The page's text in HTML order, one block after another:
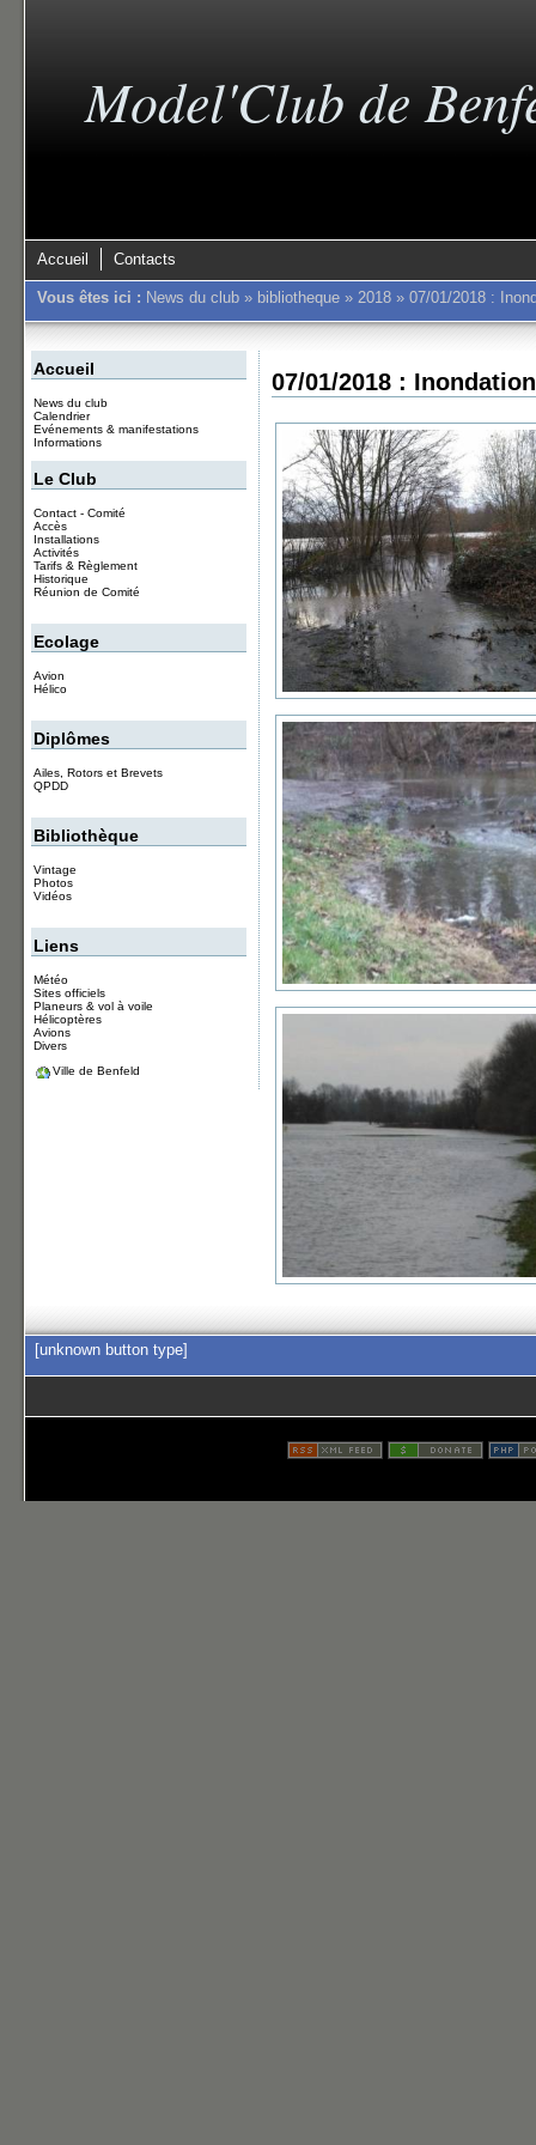
Model'Club de
Accueil Contacts
Vous êtes ici : News du club» bibliotheque» 2018» 07/01/2018 :
07/01/2018 :
Accueil
News du club
Calendrier
Evénements & manifestations
Informations
Le Club
Contact - Comité
Accès
Installations
Activités
Tarifs & Règlement
Historique
Réunion de Comité
Ecolage
Avion
Hélico
Diplômes
Ailes, Rotors et Brevets
QPDD
Bibliothèque
Vintage
Photos
Vidéos
Liens
Météo
Sites officiels
Planeurs & vol à voile
Hélicoptères
Avions
Divers
Ville de Benfeld
[unknown button type]